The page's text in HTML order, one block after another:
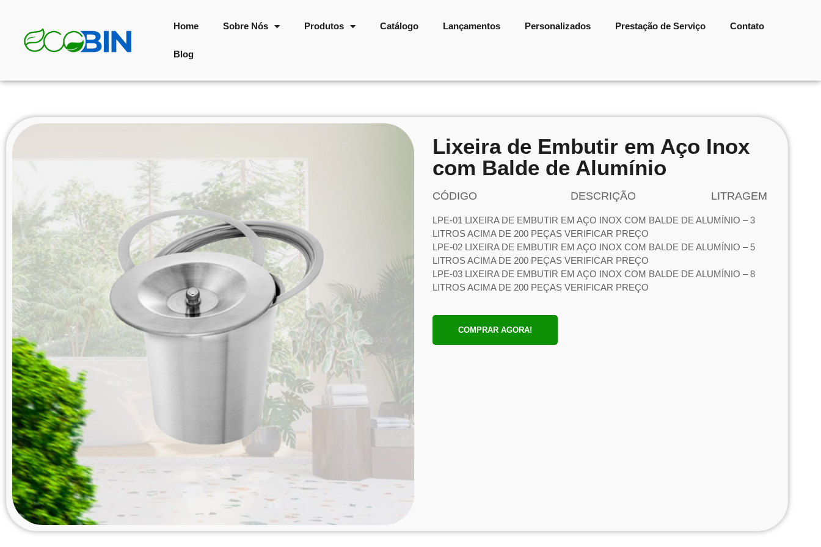
Home Sobre Nós Produtos Catálogo Lançamentos Personalizados Prestação de Serviço Contato
Blog
Lixeira de Embutir em Aço Inox
com Balde de Alumínio
CÓDIGO DESCRIÇÃO LITRAGEM
LPE-01 LIXEIRA DE EMBUTIR EM AÇO INOX COM BALDE DE ALUMÍNIO – 3
LITROS ACIMA DE 200 PEÇAS VERIFICAR PREÇO
LPE-02 LIXEIRA DE EMBUTIR EM AÇO INOX COM BALDE DE ALUMÍNIO – 5
LITROS ACIMA DE 200 PEÇAS VERIFICAR PREÇO
LPE-03 LIXEIRA DE EMBUTIR EM AÇO INOX COM BALDE DE ALUMÍNIO – 8
LITROS ACIMA DE 200 PEÇAS VERIFICAR PREÇO
COMPRAR AGORA!